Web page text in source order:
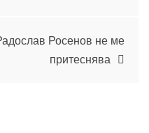
Росенов не ме
притеснява